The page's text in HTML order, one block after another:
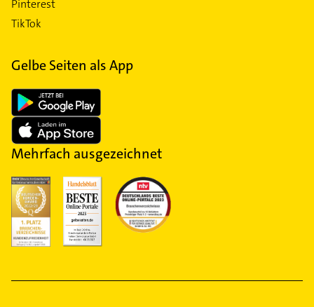
Pinterest
TikTok
Gelbe Seiten als App
Mehrfach ausgezeichnet